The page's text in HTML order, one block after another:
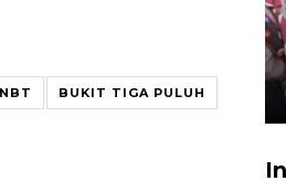
BUKIT TIGA PULUH
19:09